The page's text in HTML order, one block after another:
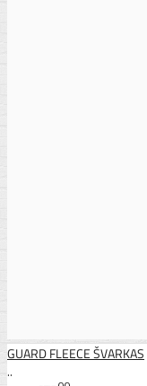
GUARD FLEECE ŠVARKAS
..